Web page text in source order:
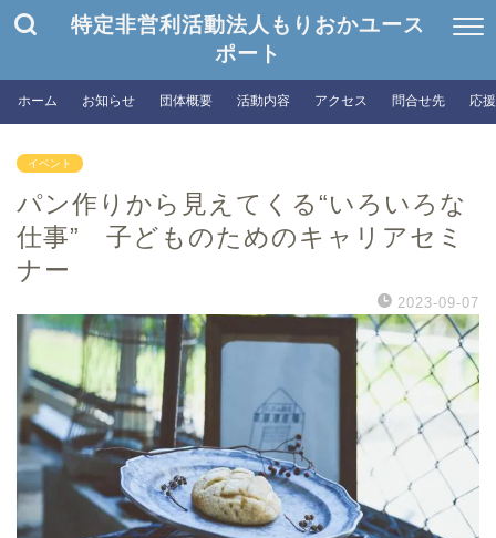
特定非営利活動法人もりおかユース
ポート
ホーム お知らせ 団体概要 活動内容 アクセス 問合せ先 応
イベント
パン作りから見えてくる“いろいろな
仕事” 子どものためのキャリアセミ
ナー
2023-09-07